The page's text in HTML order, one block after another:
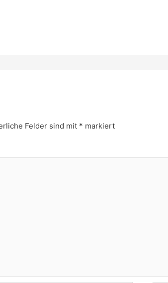
Felder sind mit * markiert